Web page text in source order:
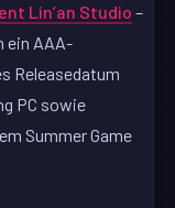
Lin’an Studio –
ein AAA-
Releasedatum
PC sowie
Summer Game